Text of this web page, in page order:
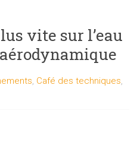
vite sur l’eau
, Café des techniques,